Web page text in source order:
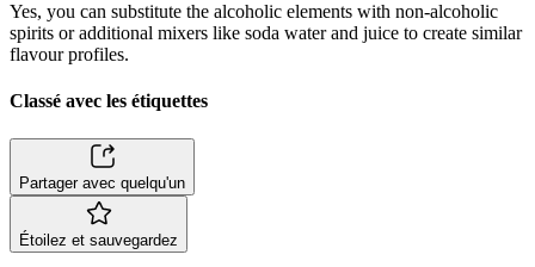
Yes, you can substitute the alcoholic elements with non-alcoholic
spirits or additional mixers like soda water and juice to create similar
flavour profiles.
Classé avec les étiquettes
Partager avec quelqu'un
Étoilez et sauvegardez